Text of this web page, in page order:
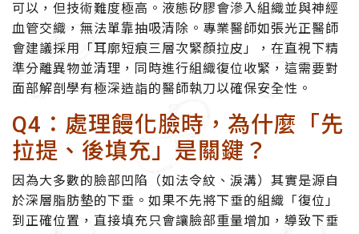
可以，但技術難度極高。液態矽膠會滲入組織並與神經
血管交織，無法單靠抽吸清除。專業醫師如張光正醫師
會建議採用「耳廓短痕三層次緊顏拉皮」，在直視下精
準分離異物並清理，同時進行組織復位收緊，這需要對
面部解剖學有極深造詣的醫師執刀以確保安全性。
Q4：處理饅化臉時，為什麼「先
拉提、後填充」是關鍵？
因為大多數的臉部凹陷（如法令紋、淚溝）其實是源自
於深層脂肪墊的下垂。如果不先將下垂的組織「復位」
到正確位置，直接填充只會讓臉部重量增加，導致下垂